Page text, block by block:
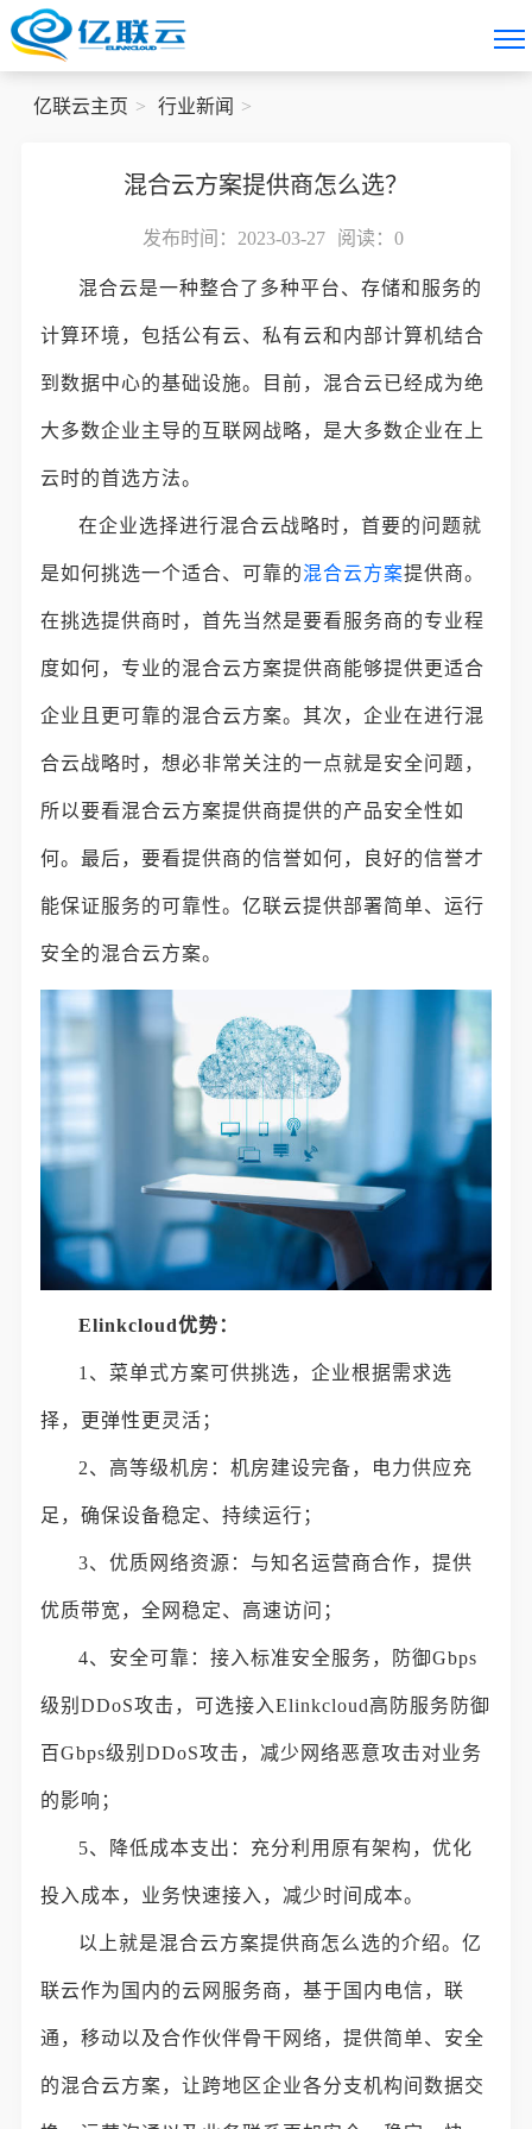
亿联云主页 行业新闻
混合云方案提供商怎么选？
发布时间：2023-03-27 阅读： 0
混合云是一种整合了多种平台、存储和服务的
计算环境，包括公有云、私有云和内部计算机结合
到数据中心的基础设施。目前，混合云已经成为绝
大多数企业主导的互联网战略，是大多数企业在上
云时的首选方法。
在企业选择进行混合云战略时，首要的问题就
是如何挑选一个适合、可靠的混合云方案提供商。
在挑选提供商时，首先当然是要看服务商的专业程
度如何，专业的混合云方案提供商能够提供更适合
企业且更可靠的混合云方案。其次，企业在进行混
合云战略时，想必非常关注的一点就是安全问题，
所以要看混合云方案提供商提供的产品安全性如
何。最后，要看提供商的信誉如何，良好的信誉才
能保证服务的可靠性。亿联云提供部署简单、运行
安全的混合云方案。
Elinkcloud优势：
1、菜单式方案可供挑选，企业根据需求选
择，更弹性更灵活；
2、高等级机房：机房建设完备，电力供应充
足，确保设备稳定、持续运行；
3、优质网络资源：与知名运营商合作，提供
优质带宽，全网稳定、高速访问；
4、安全可靠：接入标准安全服务，防御Gbps
级别DDoS攻击，可选接入Elinkcloud高防服务防御
百Gbps级别DDoS攻击，减少网络恶意攻击对业务
的影响；
5、降低成本支出：充分利用原有架构，优化
投入成本，业务快速接入，减少时间成本。
以上就是混合云方案提供商怎么选的介绍。亿
联云作为国内的云网服务商，基于国内电信，联
通，移动以及合作伙伴骨干网络，提供简单、安全
的混合云方案，让跨地区企业各分支机构间数据交